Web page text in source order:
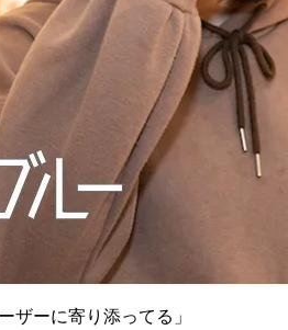
ザーに寄り添ってる」